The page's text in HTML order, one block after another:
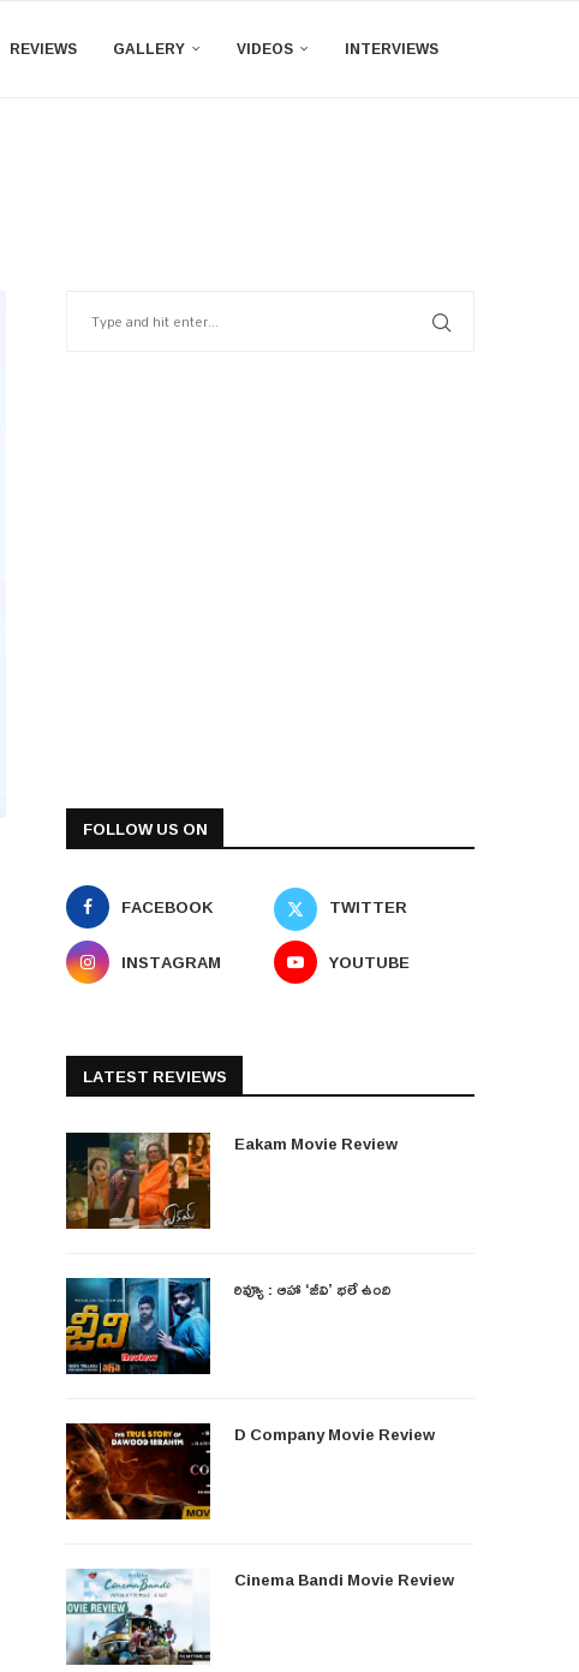
REVIEWS GALLERY VIDEOS INTERVIEWS
FOLLOW US ON
FACEBOOK
TWITTER
INSTAGRAM
YOUTUBE
LATEST REVIEWS
Eakam Movie Review
రివ్యూ : ఆహా ‘జీవి’ భలే ఉంది
D Company Movie Review
Cinema Bandi Movie Review